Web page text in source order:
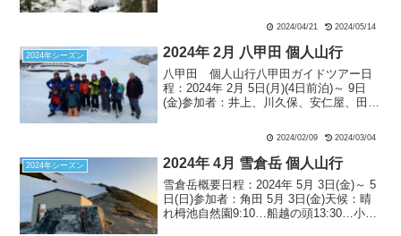
本、笹生、合田(報告) 4名 4月19日(金)天
候：晴れ 1700小田急線世田...
2024/04/21 2024/05/14
2024年シーズン 2024年 2月 八甲田 個人山行
八甲田 個人山行八甲田ガイドツアー日
程：2024年 2月 5日(月)(4日前泊)～ 9日
(金)参加者：井上、川久保、安仁屋、田
角田(5日)、小野田、浜崎 （太字：ランド
ネ会員、元会員 年齢順）宿泊：酸ヶ湯...
2024/02/09 2024/03/04
2024年シーズン 2024年 4月 雪倉岳 個人山行
雪倉岳概要日程：2024年 5月 3日(金)～ 5
日(日)参加者：角田 5月 3日(金)天候：晴
れ栂池自然園9:10…船越の頭13:30…小蓮